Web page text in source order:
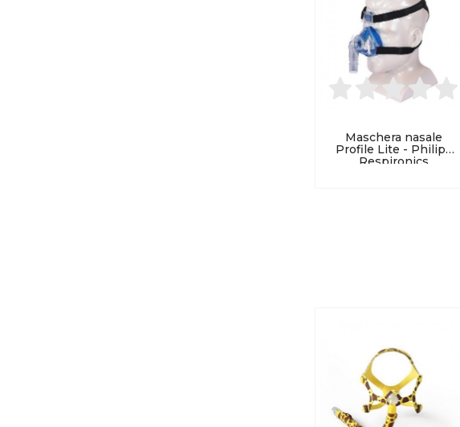
Maschera nasale
Profile Lite - Philips
Respironics